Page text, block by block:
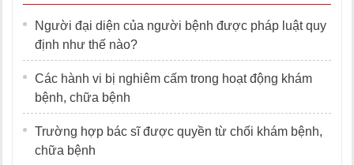
Người đại diện của người bệnh được pháp luật quy
định như thế nào?
Các hành vi bị nghiêm cấm trong hoạt động khám
bệnh, chữa bệnh
Trường hợp bác sĩ được quyền từ chối khám bệnh,
chữa bệnh